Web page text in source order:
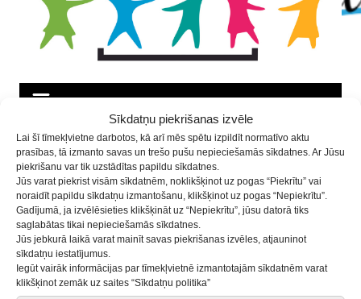
Sīkdatņu piekrišanas izvēle
Lai šī tīmekļvietne darbotos, kā arī mēs spētu izpildīt normatīvo aktu
prasības, tā izmanto savas un trešo pušu nepieciešamās sīkdatnes. Ar Jūsu
piekrišanu var tik uzstādītas papildu sīkdatnes.
Jūs varat piekrist visām sīkdatnēm, noklikšķinot uz pogas “Piekrītu” vai
noraidīt papildu sīkdatņu izmantošanu, klikšķinot uz pogas “Nepiekrītu”.
Gadījumā, ja izvēlēsieties klikšķināt uz “Nepiekrītu”, jūsu datorā tiks
saglabātas tikai nepieciešamās sīkdatnes.
Jūs jebkurā laikā varat mainīt savas piekrišanas izvēles, atjauninot
sīkdatņu iestatījumus.
Iegūt vairāk informācijas par tīmekļvietnē izmantotajām sīkdatnēm varat
klikšķinot zemāk uz saites “Sīkdatņu politika”
Turpinās pieteikšanās
pulciņiem
11.09.2018 Aktualitātes
Turpinās pieteikšanās Saldus BJC pulciņiem. Kādi
pulciņi šogad pieejami? Kas tos vada? Kad tie
notiek?